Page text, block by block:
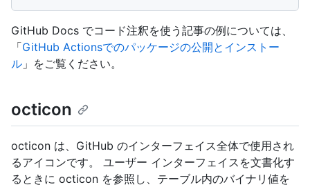
GitHub Docs でコード注釈を使う記事の例については、
「GitHub Actionsでのパッケージの公開とインストー
ル 」をご覧ください。
octicon
octicon は、GitHub のインターフェイス全体で使用され
るアイコンです。 ユーザー インターフェイスを文書化す
るときに octicon を参照し、テーブル内のバイナリ値を